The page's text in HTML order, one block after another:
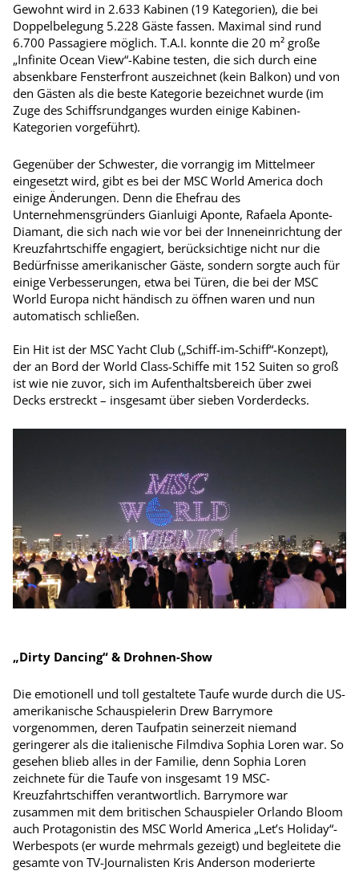
Gewohnt wird in 2.633 Kabinen (19 Kategorien), die bei
Doppelbelegung 5.228 Gäste fassen. Maxi­mal sind rund
6.700 Passagiere möglich. T.A.I. konnte die 20 m² große
„Infinite Ocean View“-Kabine testen, die sich durch eine
absenkbare Fensterfront auszeichnet (kein Balkon) und von
den Gästen als die beste Kategorie bezeichnet wurde (im
Zuge des Schiffsrundganges wurden einige Kabinen-
Kategorien vorgeführt).
Gegenüber der Schwester, die vorrangig im Mittelmeer
eingesetzt wird, gibt es bei der MSC World America doch
einige Änderungen. Denn die Ehefrau des
Unternehmensgründers Gianluigi Aponte, Rafaela Aponte-
Diamant, die sich nach wie vor bei der Inneneinrichtung der
Kreuzfahrtschiffe enga­giert, berücksichtige nicht nur die
Bedürfnisse amerikanischer Gäste, sondern sorgte auch für
einige Verbesserungen, etwa bei Türen, die bei der MSC
World Europa nicht händisch zu öffnen waren und nun
automatisch schließen.
Ein Hit ist der MSC Yacht Club („Schiff-im-Schiff“-Konzept),
der an Bord der World Class-Schiffe mit 152 Suiten so groß
ist wie nie zuvor, sich im Aufenthaltsbereich über zwei
Decks erstreckt – insgesamt über sieben Vorderdecks.
„Dirty Dancing“ & Drohnen-Show
Die emotionell und toll gestaltete Taufe wurde durch die US-
ameri­kanische Schauspielerin Drew Barrymore
vorgenommen, deren Taufpatin seinerzeit niemand
geringerer als die italienische Filmdiva Sophia Loren war. So
gesehen blieb alles in der Familie, denn Sophia Loren
zeichnete für die Taufe von insgesamt 19 MSC-
Kreuzfahrtschiffen verantwortlich. Barrymore war
zusammen mit dem britischen Schauspieler Orlando Bloom
auch Protagonistin des MSC World America „Let’s Holiday“-
Werbespots (er wurde mehrmals gezeigt) und begleitete die
gesamte von TV-Journalisten Kris Anderson moderierte